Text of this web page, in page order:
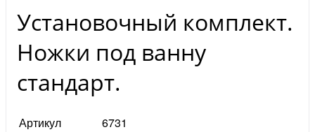
Установочный комплект.
Ножки под ванну
стандарт.
Артикул
6731